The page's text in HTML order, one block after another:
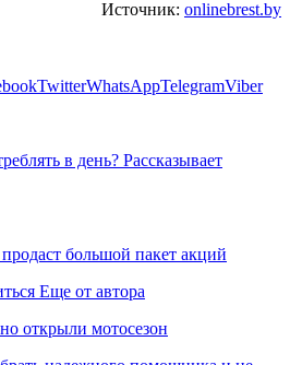
Источник: onlinebrest.by
TwitterWhatsAppTelegramViber
в день? Рассказывает
большой пакет акций
Еще от автора
открыли мотосезон